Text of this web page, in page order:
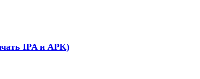
IPA и APK)